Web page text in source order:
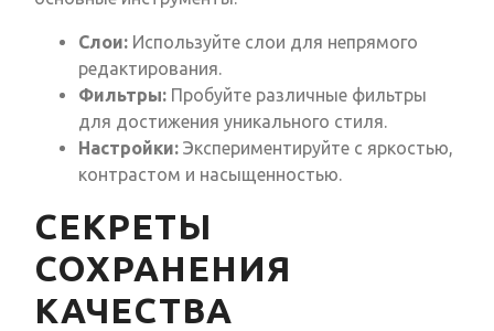
Слои: Используйте слои для непрямого
редактирования.
Фильтры: Пробуйте различные фильтры
для достижения уникального стиля.
Настройки: Экспериментируйте с яркостью,
контрастом и насыщенностью.
СЕКРЕТЫ
СОХРАНЕНИЯ
КАЧЕСТВА